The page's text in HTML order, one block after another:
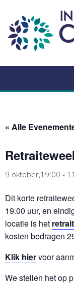
naar
inhoud
« Alle
9 oktober,19:00 -
Dit korte
19.00 uur, en
locatie is het
kosten bedragen
Klik hiervoor
We stellen het op